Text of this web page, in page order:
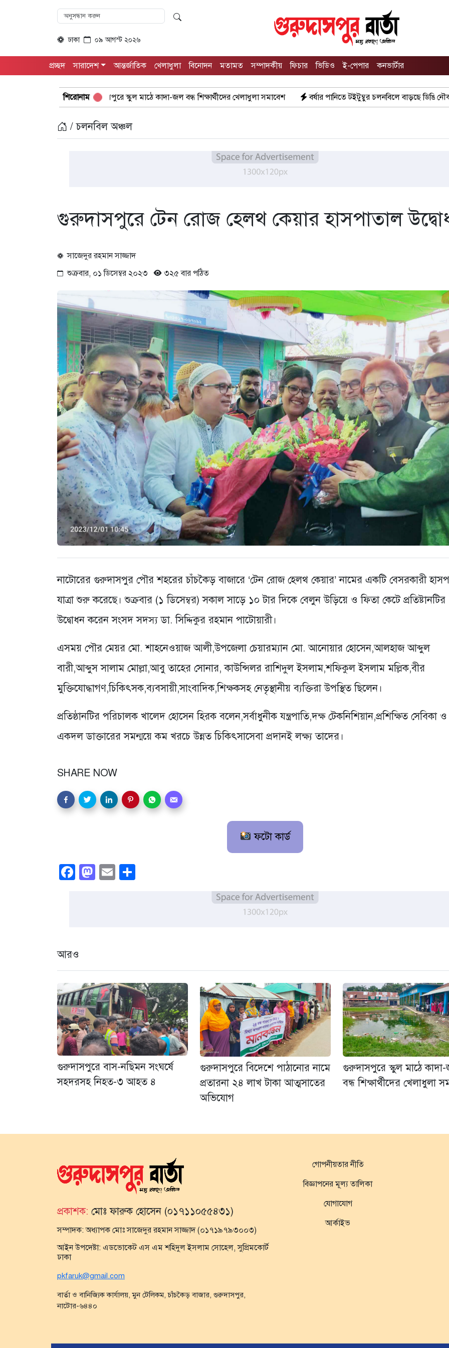
ঢাকা ০৯ আগস্ট ২০২৬
প্রচ্ছদ সারাদেশ আন্তর্জাতিক খেলাধুলা বিনোদন মতামত সম্পাদকীয় ফিচার ভিডিও ই-পেপার কনভার্টার
শিরোনাম
গুরুদাসপুরে স্কুল মাঠে কাদা-জল বন্ধ শিক্ষার্থীদের খেলাধুলা সমাবেশ বর্ষার পানিতে টইটুম্বুর চলনবিলে বাড়ছে ডিঙি নৌকার চাহিদা
/ চলনবিল অঞ্চল
গুরুদাসপুরে টেন রোজ হেলথ কেয়ার হাসপাতাল
সাজেদুর রহমান সাজ্জাদ
শুক্রবার, ০১ ডিসেম্বর ২০২৩
৩২৫ বার পঠিত
নাটোরের গুরুদাসপুর পৌর শহরের চাঁচকৈড় বাজারে ‘টেন রোজ হেলথ কেয়ার’ নামের একটি বেসরকারী
যাত্রা শুরু করেছে। শুক্রবার (১ ডিসেম্বর) সকাল সাড়ে ১০ টার দিকে বেলুন উড়িয়ে ও ফিতা কেটে প্রতিষ্টানটির
উদ্বোধন করেন সংসদ সদস্য ডা. সিদ্দিকুর রহমান পাটোয়ারী।
এসময় পৌর মেয়র মো. শাহনেওয়াজ আলী,উপজেলা চেয়ারম্যান মো. আনোয়ার হোসেন,আলহাজ আব্দুল
বারী,আব্দুস সালাম মোল্লা,আবু তাহের সোনার, কাউন্সিলর রাশিদুল ইসলাম,শফিকুল ইসলাম মল্লিক,বীর
মুক্তিযোদ্ধাগণ,চিকিৎসক,ব্যবসায়ী,সাংবাদিক,শিক্ষকসহ নেতৃস্থানীয় ব্যক্তিরা উপস্থিত ছিলেন।
প্রতিষ্ঠানটির পরিচালক খালেদ হোসেন হিরক বলেন,সর্বাধুনীক যন্ত্রপাতি,দক্ষ টেকনিশিয়ান,প্রশিক্ষিত সেবিকা ও
একদল ডাক্তারের সমন্ময়ে কম খরচে উন্নত চিকিৎসাসেবা প্রদানই লক্ষ্য তাদের।
SHARE NOW
ফটো কার্ড
Facebook
Mastodon
Email
আরও
গুরুদাসপুরে বাস-নছিমন সংঘর্ষে
সহদরসহ নিহত-৩ আহত ৪
গুরুদাসপুরে বিদেশে পাঠানোর নামে
প্রতারনা ২৪ লাখ টাকা আত্মসাতের
অভিযোগ
গুরুদাসপুরে স্কুল মাঠে
বন্ধ শিক্ষার্থীদের খেলাধুলা
প্রকাশক: মোঃ ফারুক হোসেন (০১৭১১০৫৫৪৩১)
সম্পাদক:অধ্যাপক মোঃ সাজেদুর রহমান সাজ্জাদ (০১৭১৯৭৯৩০০৩)
আইন উপদেষ্টা: এডভোকেট এস এম শহিদুল ইসলাম সোহেল, সুপ্রিমকোর্ট
ঢাকা
pkfaruk@gmail.com
বার্তা ও বানিজ্যিক কার্যালয়, মুন টেলিকম, চাঁচকৈড় বাজার, গুরুদাসপুর,
নাটোর-৬৪৪০
গোপনীয়তার নীতি
বিজ্ঞাপনের মূল্য তালিকা
যোগাযোগ
আর্কাইভ